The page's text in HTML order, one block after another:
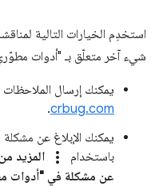
استخدِم الخيارات التالية
شيء آخر متعلّق بـ "أدوات
يمكنك إرسال الملاحظات
crbug.com
.
يمكنك الإبلاغ عن
باستخدام
more_vert المزيد
عن مشكلة في "أدوات